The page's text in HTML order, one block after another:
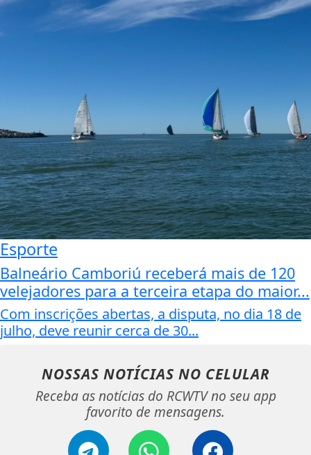
Esporte
Balneário Camboriú receberá mais de 120
velejadores para a terceira etapa do maior...
Com inscrições abertas, a disputa, no dia 18 de
julho, deve reunir cerca de 30...
NOSSAS NOTÍCIAS NO CELULAR
Receba as notícias do RCWTV no seu app
favorito de mensagens.